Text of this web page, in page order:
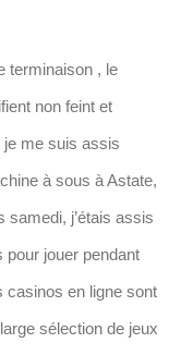
terminaison , le
non feint et
je me suis assis
à sous à Astate,
samedi, j’étais assis
jouer pendant
casinos en ligne sont
sélection de jeux